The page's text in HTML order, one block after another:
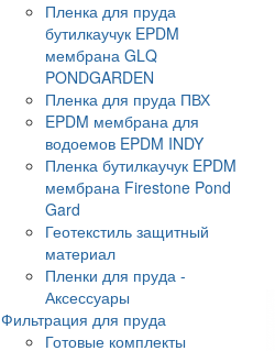
Пленка для пруда
бутилкаучук EPDM
мембрана GLQ
PONDGARDEN
Пленка для пруда ПВХ
EPDM мембрана для
водоемов EPDM INDY
Пленка бутилкаучук EPDM
мембрана Firestone Pond
Gard
Геотекстиль защитный
материал
Пленки для пруда -
Аксессуары
Фильтрация для пруда
Готовые комплекты